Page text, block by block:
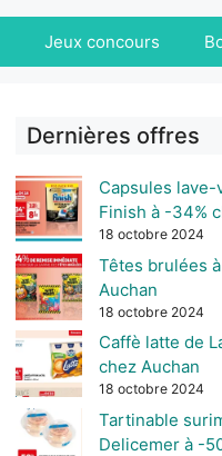
Jeux concours
Dernières offres
Capsules lave-
Finish à -34%
18 octobre 2024
Têtes brulées
Auchan
18 octobre 2024
Caffè latte de
chez Auchan
18 octobre 2024
Tartinable
Delicemer à -